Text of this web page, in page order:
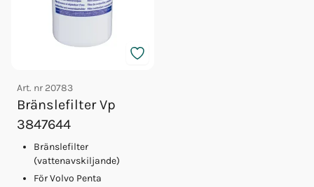
Art. nr 20783
Bränslefilter Vp
3847644
Bränslefilter
(vattenavskiljande)
För Volvo Penta